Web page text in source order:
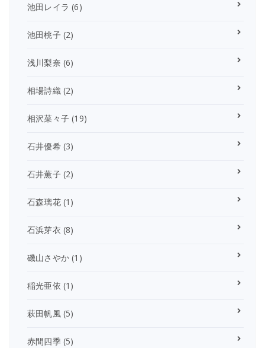
池田レイラ (6)
池田桃子(2)
浅川梨奈 (6)
相場詩織(2)
相沢菜々子 (19)
石井優希(3)
石井薫子(2)
石森璃花(1)
石浜芽衣 (8)
磯山さやか (1)
稲光亜依 (1)
萩田帆風(5)
赤間四季(5)